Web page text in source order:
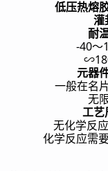
低压热熔
灌
耐
-40～
∽
元器
一般在名
无
工艺
无化学反应
化学反应需